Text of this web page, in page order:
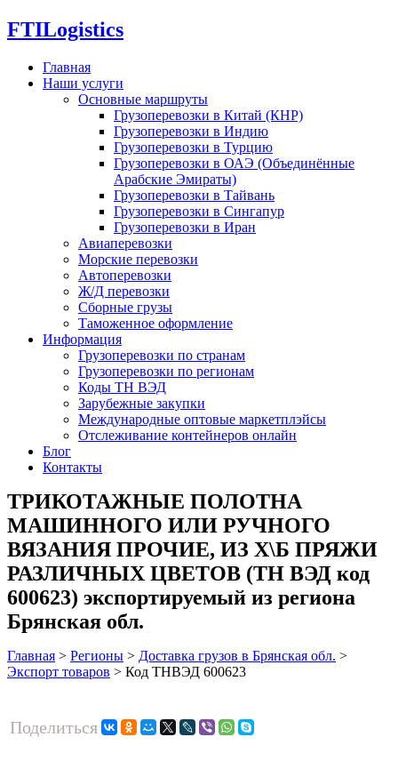
FTILogistics
Главная
Наши услуги
Основные маршруты
Грузоперевозки в Китай (КНР)
Грузоперевозки в Индию
Грузоперевозки в Турцию
Грузоперевозки в ОАЭ (Объединённые
Арабские Эмираты)
Грузоперевозки в Тайвань
Грузоперевозки в Сингапур
Грузоперевозки в Иран
Авиаперевозки
Морские перевозки
Автоперевозки
Ж/Д перевозки
Сборные грузы
Таможенное оформление
Информация
Грузоперевозки по странам
Грузоперевозки по регионам
Коды ТН ВЭД
Зарубежные закупки
Международные оптовые маркетплэйсы
Отслеживание контейнеров онлайн
Блог
Контакты
ТРИКОТАЖНЫЕ ПОЛОТНА
МАШИННОГО ИЛИ РУЧНОГО
ВЯЗАНИЯ ПРОЧИЕ, ИЗ Х\Б ПРЯЖИ
РАЗЛИЧНЫХ ЦВЕТОВ (ТН ВЭД код
600623) экспортируемый из региона
Брянская обл.
Главная > Регионы > Доставка грузов в Брянская обл. >
Экспорт товаров > Код ТНВЭД 600623
Поделиться